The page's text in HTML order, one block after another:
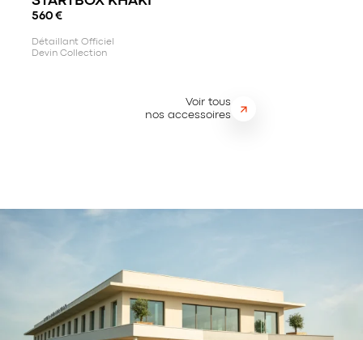
560 €
Détaillant Officiel
Devin Collection
Voir tous
nos accessoires